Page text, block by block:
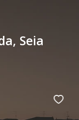
Seia